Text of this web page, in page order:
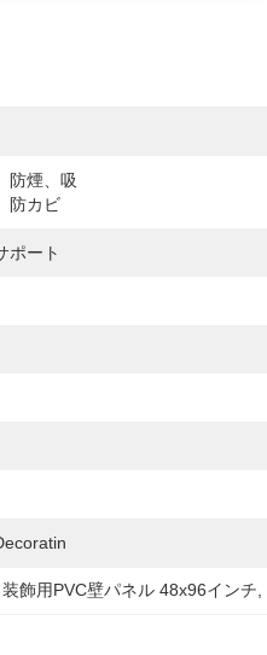
防煙、吸
防カビ
ポート
装飾用PVC壁パネル 48x96インチ